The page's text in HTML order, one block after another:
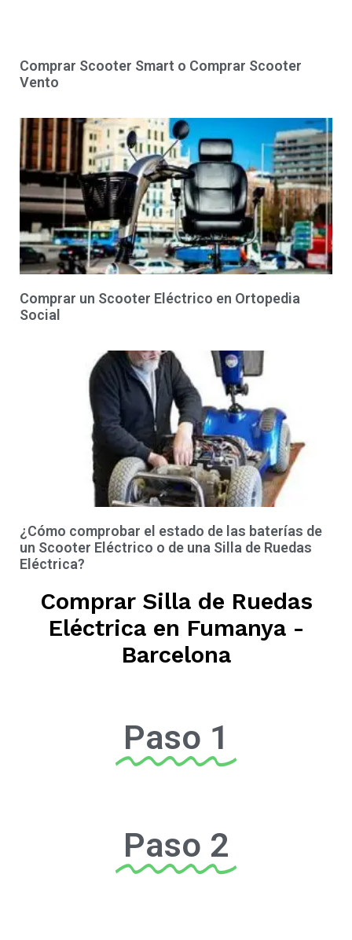
Comprar Scooter Smart o Comprar Scooter
Vento
Comprar un Scooter Eléctrico en Ortopedia
Social
¿Cómo comprobar el estado de las baterías de
un Scooter Eléctrico o de una Silla de Ruedas
Eléctrica?
Comprar Silla de Ruedas
Eléctrica en Fumanya -
Barcelona
Paso 1
Paso 2